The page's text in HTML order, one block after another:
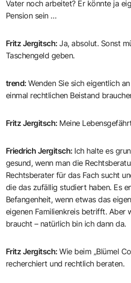
Vater noch arbeitet? Er könnte ja
Pension sein …
Fritz Jergitsch:Ja, absolut. Sonst
Taschengeld geben.
trend:Wenden Sie sich eigentlich
einmal rechtlichen Beistand
Fritz Jergitsch: Meine
Friedrich Jergitsch: Ich halte es
gesund, wenn man die
Rechtsberater für das Fach sucht
die das zufällig studiert haben. Es
Befangenheit, wenn etwas das
eigenen Familienkreis betrifft. Aber
braucht – natürlich bin ich dann da.
Fritz Jergitsch:Wie beim „Blümel
recherchiert und rechtlich beraten.